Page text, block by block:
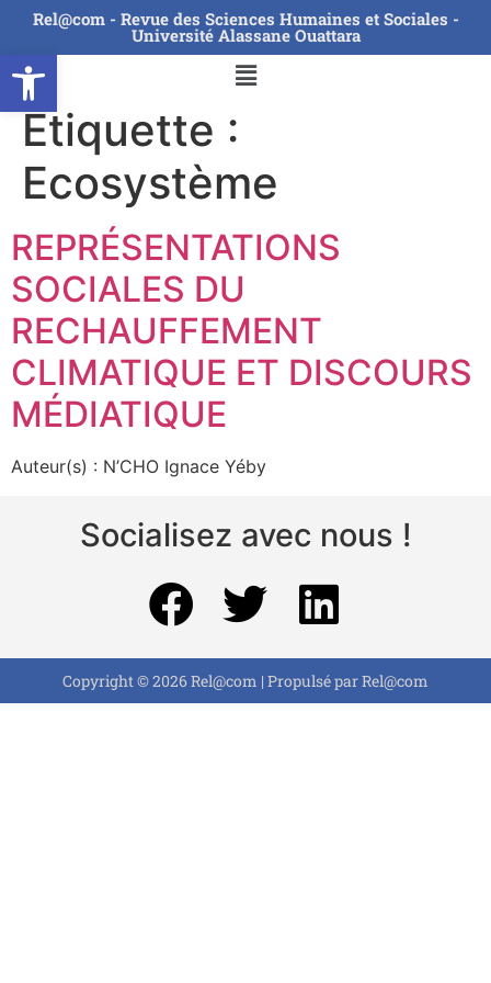
Ouvrir la barre d’outils
Rel@com - Revue des Sciences Humaines et Sociales -
Université Alassane Ouattara
Étiquette :
Ecosystème
REPRÉSENTATIONS
SOCIALES DU
RECHAUFFEMENT
CLIMATIQUE ET DISCOURS
MÉDIATIQUE
Auteur(s) : N’CHO Ignace Yéby
Socialisez avec nous !
Copyright © 2026 Rel@com | Propulsé par Rel@com